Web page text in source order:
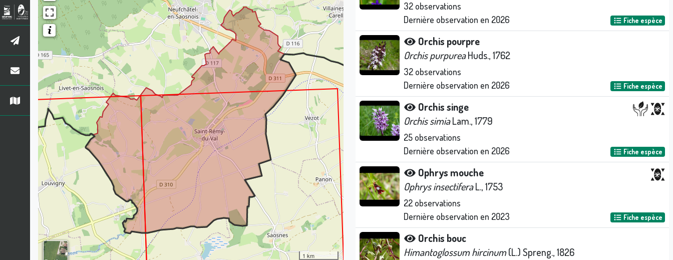
1 km
32 observations
Dernière observation en 2026 Fiche espèce
Orchis pourpre
Orchis purpureaHuds., 1762
32 observations
Dernière observation en 2026 Fiche espèce
Orchis singe
Orchis simiaLam., 1779
25 observations
Dernière observation en 2026 Fiche espèce
Ophrys mouche
Ophrys insectiferaL., 1753
22 observations
Dernière observation en 2023 Fiche espèce
Orchis bouc
Himantoglossum hircinum(L.) Spreng., 1826